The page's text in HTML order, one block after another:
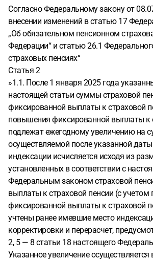
Согласно Федеральному закону от
внесении изменений в статью 17
„Об обязательном пенсионном
Федерации“ и статью 26.1
страховых пенсиях“
Статья 2
»1.1. После 1 января 2025 года
настоящей статьи суммы страховой
фиксированной выплаты к страховой
повышения фиксированной выплаты к
подлежат ежегодному увеличению на
осуществляемой после указанной
индексации исчисляется исходя из
установленных в соответствии с
Федеральным законом страховой
выплаты к страховой пенсии (с
фиксированной выплаты к страховой
учтены ранее имевшие место
корректировки и перерасчет,
2, 5 — 8 статьи 18 настоящего
Указанное увеличение осуществляется